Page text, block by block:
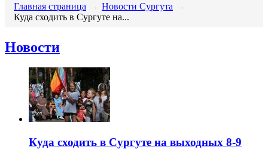
Главная страница → Новости Сургута →
​Куда сходить в Сургуте на...
Новости
​Куда сходить в Сургуте на выходных 8-9